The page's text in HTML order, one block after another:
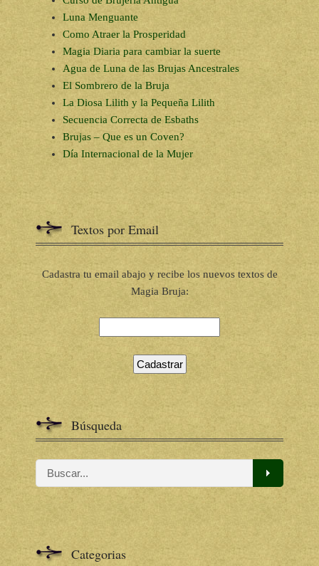
Luna Menguante
Como Atraer la Prosperidad
Magia Diaria para cambiar la suerte
Agua de Luna de las Brujas Ancestrales
El Sombrero de la Bruja
La Diosa Lilith y la Pequeña Lilith
Secuencia Correcta de Esbaths
Brujas – Que es un Coven?
Día Internacional de la Mujer
Textos por Email
Cadastra tu email abajo y recibe los nuevos textos de
Magia Bruja:
Búsqueda
Categorias